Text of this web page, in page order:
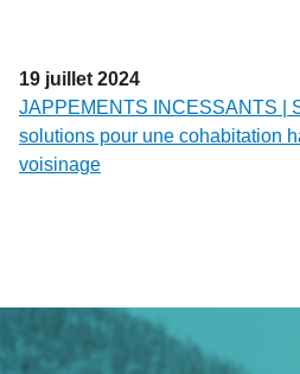
19 juillet 2024
JAPPEMENTS INCESSANTS |
solutions pour une cohabitation
voisinage